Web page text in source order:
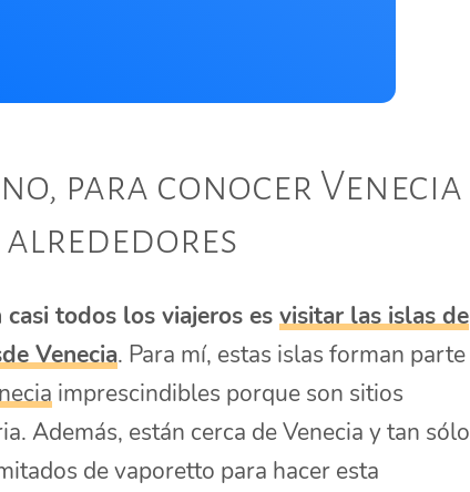
para conocer Venecia
alrededores
casi todos los viajeros esvisitar las islas de
Venecia. Para mí, estas islas forman parte
imprescindibles porque son sitios
Además, están cerca de Venecia y tan sólo
de vaporetto para hacer esta